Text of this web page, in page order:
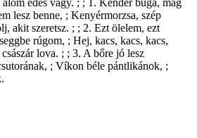
lesz benne, ; Kenyérmorzsa, szép
akit szeretsz. ; ; 2. Ezt ölelem, ezt
rúgom, ; Hej, kacs, kacs, kacs,
lova. ; ; 3. A bőre jó lesz
; Víkon béle pántlikánok, ;